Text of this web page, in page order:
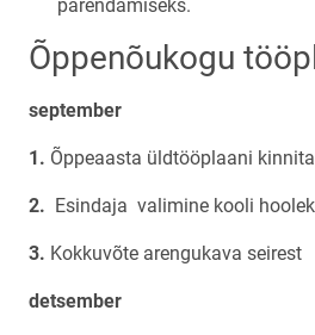
parendamiseks.
Õppenõukogu
september
Õppeaasta üldtööplaani
Esindaja valimine kooli
Kokkuvõte arengukava seirest
detsember